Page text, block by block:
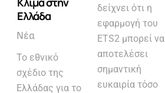
Ελλάδα
Νέα
Το εθνικό
σχέδιο της
Ελλάδας για το
δείχνει ότι η
εφαρμογή του
ETS2 μπορεί να
αποτελέσει
σημαντική
ευκαιρία τόσο